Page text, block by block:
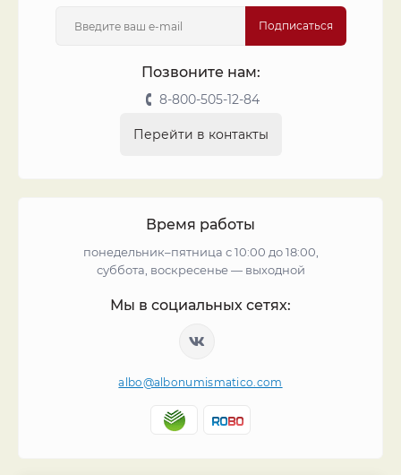
Подписаться
Позвоните нам:
8-800-505-12-84
Перейти в контакты
Время работы
понедельник–пятница с 10:00 до 18:00,
суббота, воскресенье — выходной
Мы в социальных сетях:
albo@albonumismatico.com